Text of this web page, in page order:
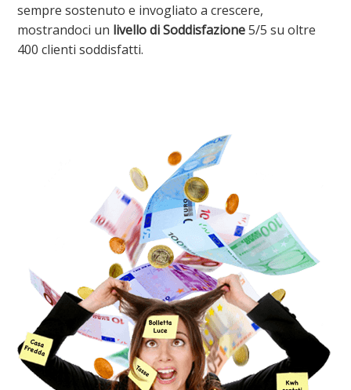
sempre sostenuto e invogliato a crescere,
mostrandoci un livello di Soddisfazione5/5 su oltre
400 clienti soddisfatti.